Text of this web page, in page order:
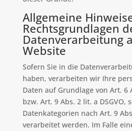
Allgemeine
Rechtsgrundlagen
Datenverarbeitung
Website
Sofern Sie in die
haben, verarbeiten wir Ihre
Daten auf Grundlage von Art. 6
bzw. Art. 9 Abs. 2 lit. a DSGVO,
Datenkategorien nach Art. 9
verarbeitet werden. Im Falle